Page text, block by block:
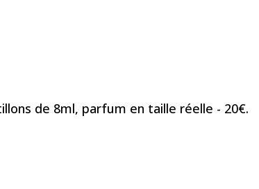
de 8ml, parfum en taille réelle - 20€.